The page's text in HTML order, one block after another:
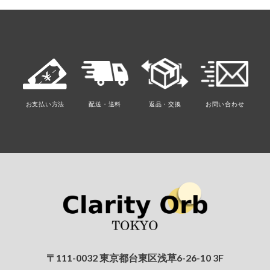
お支払い方法 配送・送料 返品・交換 お問い合わせ
〒111-0032 東京都台東区浅草6-26-10 3F